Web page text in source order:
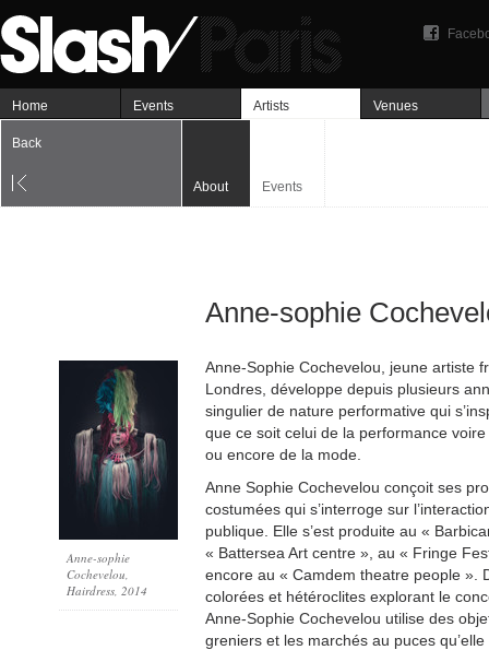
Home Events Artists Venues
Back
About Events
Anne-sophie
Anne-sophie
Cochevelou,
Hairdress, 2014
Anne-Sophie Cochevelou, jeune artiste
Londres, développe depuis plusieurs
singulier de nature performative qui
que ce soit celui de la performance
ou encore de la mode.
Anne Sophie Cochevelou conçoit ses
costumées qui s’interroge sur
publique. Elle s’est produite au «
« Battersea Art centre », au « Fringe
encore au « Camdem theatre people ».
colorées et hétéroclites explorant le
Anne-Sophie Cochevelou utilise des
greniers et les marchés au puces